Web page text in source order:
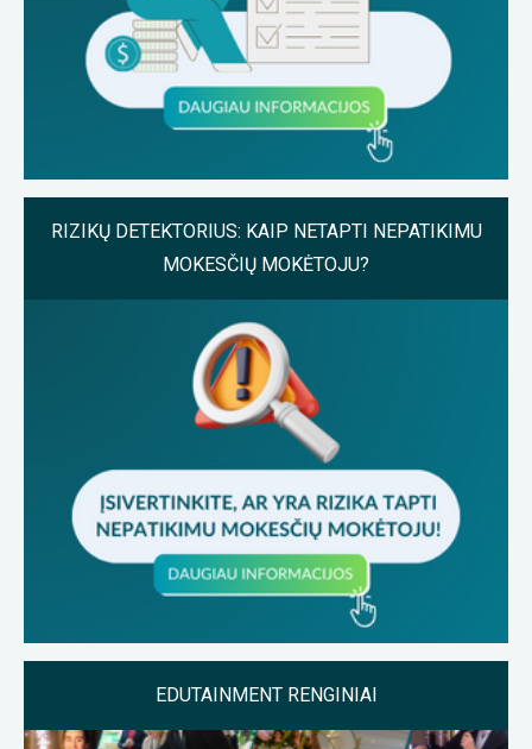
RIZIKŲ DETEKTORIUS: KAIP NETAPTI NEPATIKIMU
MOKESČIŲ MOKĖTOJU?
EDUTAINMENT RENGINIAI